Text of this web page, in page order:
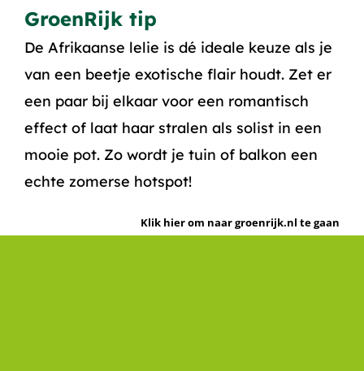
GroenRijk tip
De Afrikaanse lelie is dé ideale keuze als je
van een beetje exotische flair houdt. Zet er
een paar bij elkaar voor een romantisch
effect of laat haar stralen als solist in een
mooie pot. Zo wordt je tuin of balkon een
echte zomerse hotspot!
Klik hier om naar groenrijk.nl te gaan